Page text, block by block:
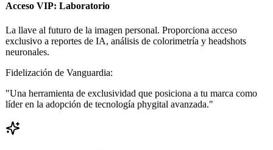
Acceso VIP: Laboratorio
La llave al futuro de la imagen personal. Proporciona acceso
exclusivo a reportes de IA, análisis de colorimetría y headshots
neuronales.
Fidelización de Vanguardia:
"Una herramienta de exclusividad que posiciona a tu marca como
líder en la adopción de tecnología phygital avanzada."